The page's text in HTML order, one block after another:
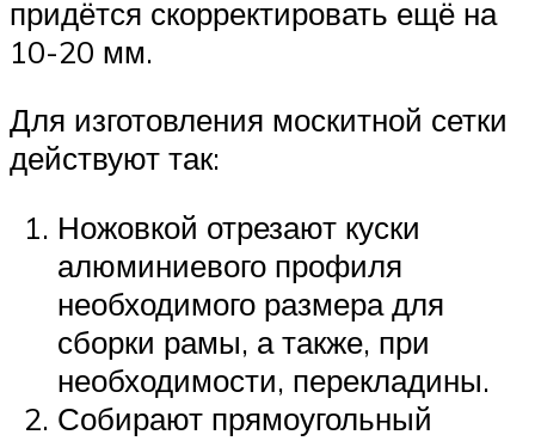
придётся скорректировать ещё на
10-20 мм.
Для изготовления москитной сетки
действуют так:
Ножовкой отрезают куски
алюминиевого профиля
необходимого размера для
сборки рамы, а также, при
необходимости, перекладины.
Собирают прямоугольный